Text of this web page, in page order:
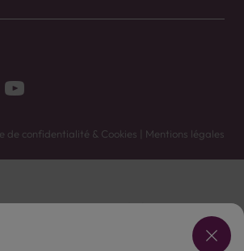
de confidentialité & Cookies | Mentions légales
Contactez votre caviste pour plus de renseignements.
POUR LA SANTÉ, À CONSOMMER AVEC MODÉRATION.